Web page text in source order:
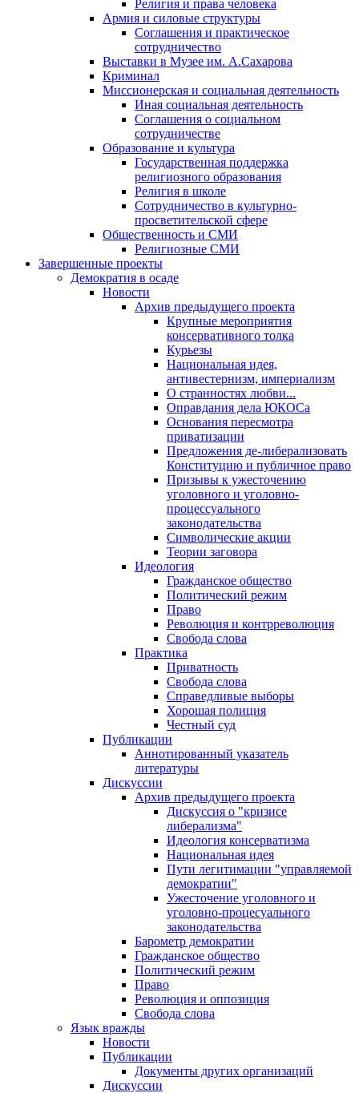
Религия и права человека
Армия и силовые структуры
Соглашения и практическое
сотрудничество
Выставки в Музее им. А.Сахарова
Криминал
Миссионерская и социальная деятельность
Иная социальная деятельность
Соглашения о социальном
сотрудничестве
Образование и культура
Государственная поддержка
религиозного образования
Религия в школе
Сотрудничество в культурно-
просветительской сфере
Общественность и СМИ
Религиозные СМИ
Завершенные проекты
Демократия в осаде
Новости
Архив предыдущего проекта
Крупные мероприятия
консервативного толка
Курьезы
Национальная идея,
антивестернизм, империализм
О странностях любви...
Оправдания дела ЮКОСа
Основания пересмотра
приватизации
Предложения де-либерализовать
Конституцию и публичное право
Призывы к ужесточению
уголовного и уголовно-
процессуального
законодательства
Символические акции
Теории заговора
Идеология
Гражданское общество
Политический режим
Право
Революция и контрреволюция
Свобода слова
Практика
Приватность
Свобода слова
Справедливые выборы
Хорошая полиция
Честный суд
Публикации
Аннотированный указатель
литературы
Дискуссии
Архив предыдущего проекта
Дискуссия о "кризисе
либерализма"
Идеология консерватизма
Национальная идея
Пути легитимации "управляемой
демократии"
Ужесточение уголовного и
уголовно-процесуального
законодательства
Барометр демократии
Гражданское общество
Политический режим
Право
Революция и оппозиция
Свобода слова
Язык вражды
Новости
Публикации
Документы других организаций
Дискуссии